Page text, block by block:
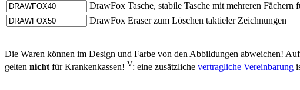
DrawFox Tasche, stabile Tasche mit mehreren Fächern
DrawFox Eraser zum Löschen taktieler Zeichnungen
Die Waren können im Design und Farbe von den Abbildungen abweichen!
gelten nichtfür Krankenkassen! V: eine zusätzliche vertragliche Vereinbarung